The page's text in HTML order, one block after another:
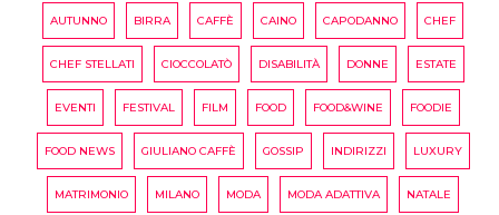
AUTUNNO BIRRA CAFFÈ CAINO CAPODANNO CHEF
CHEF STELLATI CIOCCOLATÒ DISABILITÀ DONNE ESTATE
EVENTI FESTIVAL FILM FOOD FOOD&WINE FOODIE
FOOD NEWS GIULIANO CAFFÈ GOSSIP INDIRIZZI LUXURY
MATRIMONIO MILANO MODA MODA ADATTIVA NATALE